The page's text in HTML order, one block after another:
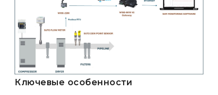
Ключевые особенности